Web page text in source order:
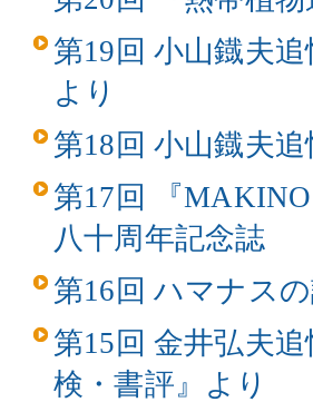
第19回 小山鐡夫
より
第18回 小山鐡夫
第17回 『
八十周年記念誌
第16回 ハマナス
第15回 金井弘夫
検・書評』より